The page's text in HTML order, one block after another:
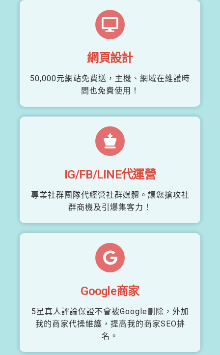
網頁設計
50,000元網站免費送，主機、網域在維護時
間也免費使用！
IG/FB/LINE代運營
專業社群團隊代經營社群媒體。讓您搶攻社
群商機及引爆集客力！
Google商家
5星真人評論保證不會被Google刪除，外加
我的商家代操維護，提高我的商家SEO排
名。